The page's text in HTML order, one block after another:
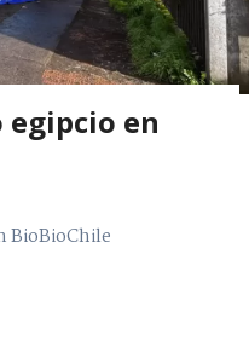
egipcio en
BioBioChile